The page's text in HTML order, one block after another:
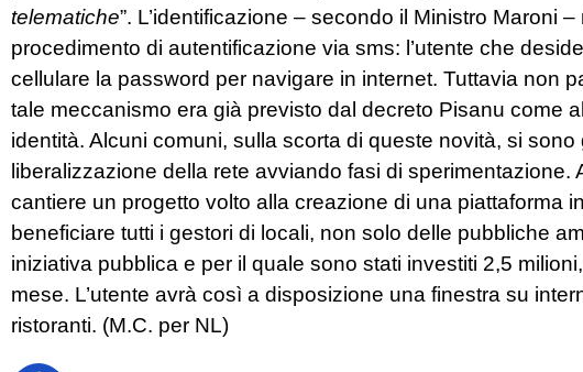
telematiche”. L’identificazione – secondo il Ministro Maroni
procedimento di autentificazione via sms: l’utente che
cellulare la password per navigare in internet. Tuttavia non
tale meccanismo era già previsto dal decreto Pisanu come
identità. Alcuni comuni, sulla scorta di queste novità, si
liberalizzazione della rete avviando fasi di
cantiere un progetto volto alla creazione di una piattaforma
beneficiare tutti i gestori di locali, non solo delle pubbliche
iniziativa pubblica e per il quale sono stati investiti 2,5
mese. L’utente avrà così a disposizione una finestra su
ristoranti. (M.C. per NL)